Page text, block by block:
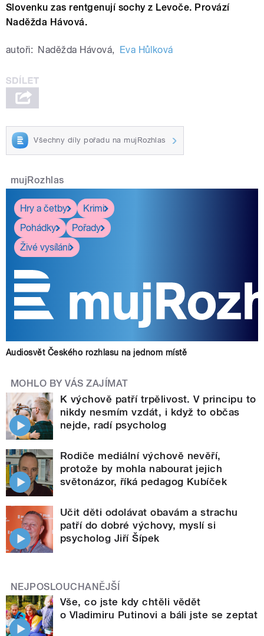
Slovenku zas rentgenují sochy z Levoče. Provází
Naděžda Hávová.
autoři: Naděžda Hávová, Eva Hůlková
Všechny díly pořadu na mujRozhlas
mujRozhlas
Hry a četby
Krimi
Pohádky
Pořady
Živé vysílání
Audiosvět Českého rozhlasu na jednom místě
MOHLO BY VÁS ZAJÍMAT
K výchově patří trpělivost. V principu to
nikdy nesmím vzdát, i když to občas
nejde, radí psycholog
Rodiče mediální výchově nevěří,
protože by mohla nabourat jejich
světonázor, říká pedagog Kubíček
Učit děti odolávat obavám a strachu
patří do dobré výchovy, myslí si
psycholog Jiří Šípek
NEJPOSLOUCHANĚJŠÍ
Vše, co jste kdy chtěli vědět
o Vladimiru Putinovi a báli jste se zeptat